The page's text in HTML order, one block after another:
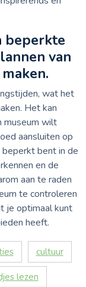
beperkte
van
wat het
Het kan
museum wilt
aansluiten op
bent in de
en de
aan te raden
te controleren
je optimaal kunt
heeft.
cultuur
lezen